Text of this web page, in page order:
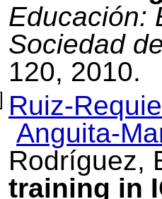
Educación:
Sociedad
120, 2010.
Ruiz-
Anguita-
Rodríguez,
training in